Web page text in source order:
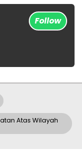
Follow
Atas Wilayah